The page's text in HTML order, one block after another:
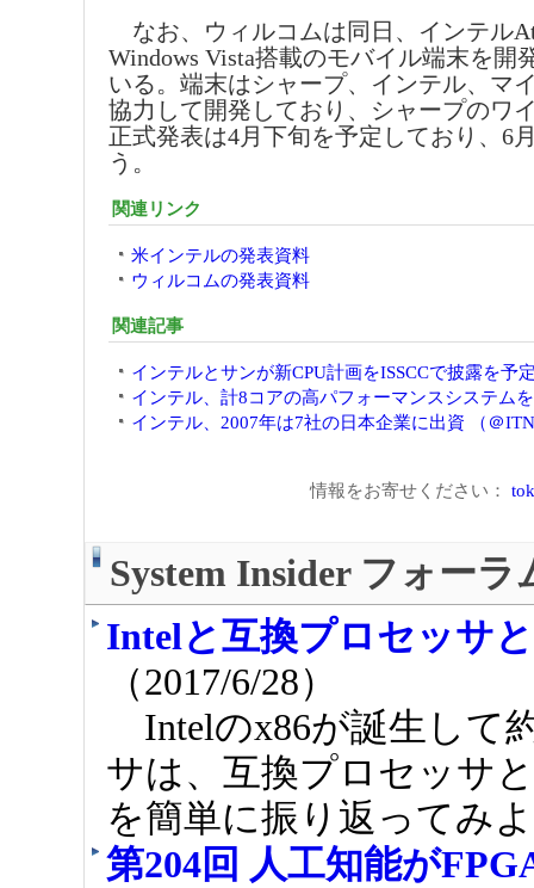
なお、ウィルコムは同日、インテル
Windows Vista搭載のモバイル端末を開
いる。端末はシャープ、インテル、マ
協力して開発しており、シャープのワ
正式発表は4月下旬を予定しており、6
う。
関連リンク
米インテルの発表資料
ウィルコムの発表資料
関連記事
インテルとサンが新CPU計画をISSCCで披露を予
インテル、計8コアの高パフォーマンスシステム
インテル、2007年は7社の日本企業に出資 （＠
情報をお寄せください：
System Insider フォーラ
Intelと互換プロセッサ
（2017/6/28）
Intelのx86が誕生して
サは、互換プロセッサ
を簡単に振り返ってみ
第204回 人工知能が